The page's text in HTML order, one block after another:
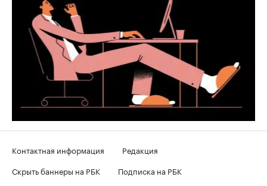
Контактная информация
Редакция
Скрыть баннеры на РБК
Подписка на РБК